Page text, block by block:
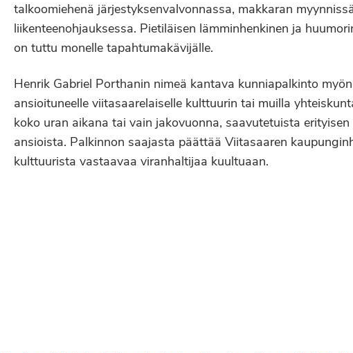
talkoomiehenä järjestyksenvalvonnassa, makkaran
liikenteenohjauksessa. Pietiläisen lämminhenkinen ja
on tuttu monelle tapahtumakävijälle.
Henrik Gabriel Porthanin nimeä kantava kunniapalkinto
ansioituneelle viitasaarelaiselle kulttuurin tai muilla
koko uran aikana tai vain jakovuonna, saavutetuista erityisen
ansioista. Palkinnon saajasta päättää Viitasaaren
kulttuurista vastaavaa viranhaltijaa kuultuaan.